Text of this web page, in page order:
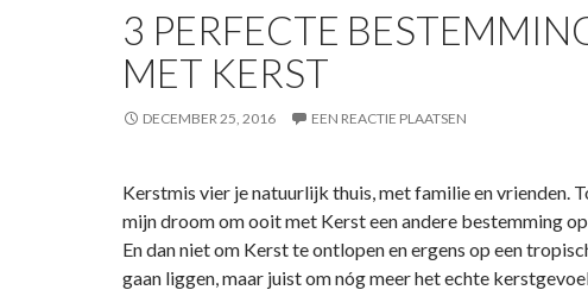
3 PERFECTE
MET KERST
DECEMBER 25, 2016 EEN REACTIE PLAATSEN
Kerstmis vier je natuurlijk thuis, met familie en vrienden.
mijn droom om ooit met Kerst een andere bestemming
En dan niet om Kerst te ontlopen en ergens op een
gaan liggen, maar juist om nóg meer het echte